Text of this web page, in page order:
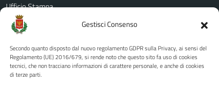
Gestisci Consenso
Secondo quanto disposto dal nuovo regolamento GDPR sulla Privacy, ai sensi del
Regolamento (UE) 2016/679, si rende noto che questo sito fa uso di cookies
tecnici, che non tracciano informazioni di carattere personale, e anche di cookies
di terze parti.
Ufficio Stampa
Amministrazione Trasparente
Albo pretorio
Informativa privacy
Note legali